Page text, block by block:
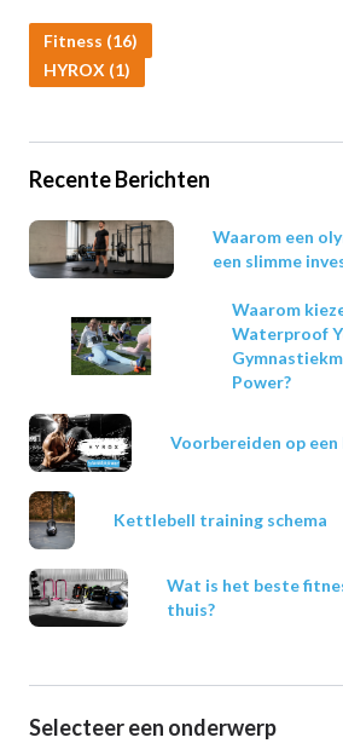
Fitness (16)
HYROX (1)
Recente Berichten
Waarom een
een slimme
Waarom
Waterproof
Power?
Voorbereiden op
Kettlebell training schema
Wat is het beste
thuis?
Selecteer een onderwerp